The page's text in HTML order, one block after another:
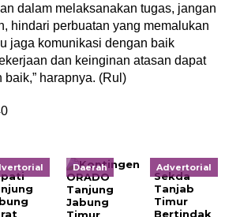
dalam melaksanakan tugas, jangan
hindari perbuatan yang memalukan
jaga komunikasi dengan baik
dan keinginan atasan dapat
harapnya. (Rul)
Daerah Advertorial
Sekda
Tanjab
Timur
Bertindak